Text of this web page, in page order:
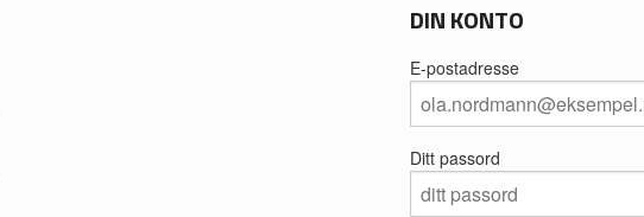
DIN KONTO
E-postadresse
Ditt passord